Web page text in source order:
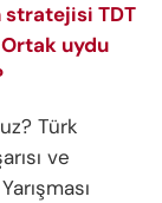
stratejisi TDT
uydu
Türk
ve